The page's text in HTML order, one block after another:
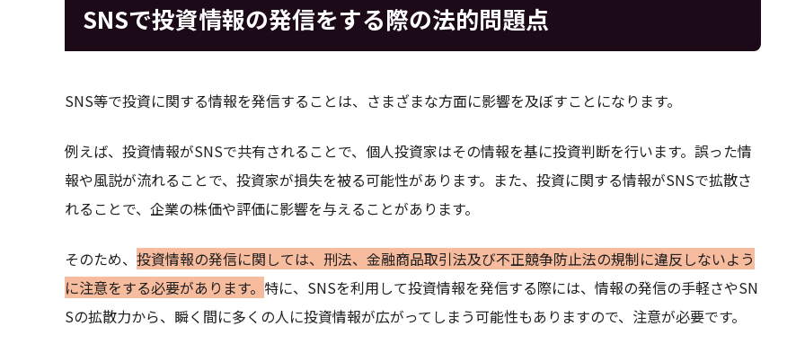
SNSで投資情報の発信をする際の法的問題点
SNS等で投資に関する情報を発信することは、さまざまな方面に影響を及ぼすことになります。
例えば、投資情報がSNSで共有されることで、個人投資家はその情報を基に投資判断を行います。誤った情
報や風説が流れることで、投資家が損失を被る可能性があります。また、投資に関する情報がSNSで拡散さ
れることで、企業の株価や評価に影響を与えることがあります。
そのため、 投資情報の発信に関しては、刑法、金融商品取引法及び不正競争防止法の規制に違反しないよう
に注意をする必要があります。 特に、SNSを利用して投資情報を発信する際には、情報の発信の手軽さやSN
Sの拡散力から、瞬く間に多くの人に投資情報が広がってしまう可能性もありますので、注意が必要です。